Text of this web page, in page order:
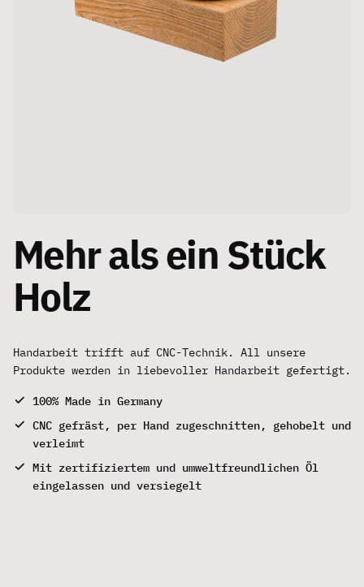
Mehr als ein Stück
Holz
Handarbeit trifft auf CNC-Technik. All unsere
Produkte werden in liebevoller Handarbeit gefertigt.
100% Made in Germany
CNC gefräst, per Hand zugeschnitten, gehobelt und
verleimt
Mit zertifiziertem und umweltfreundlichen Öl
eingelassen und versiegelt